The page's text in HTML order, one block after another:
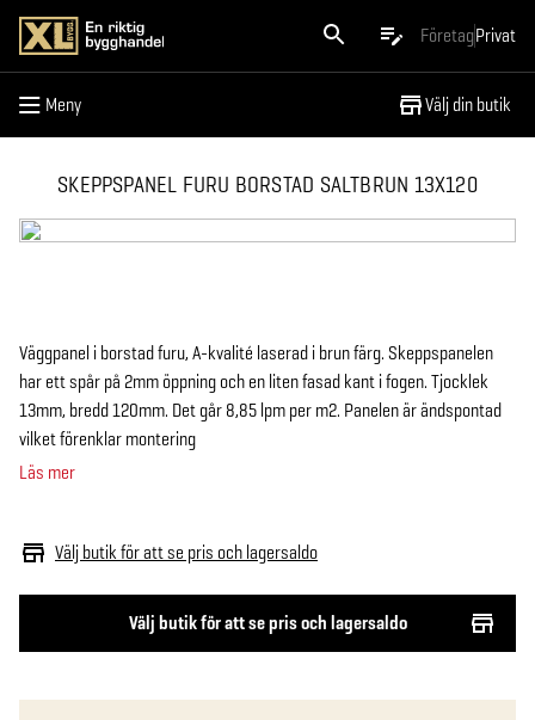
FöretagPrivat
Meny Välj din butik
Meny
SKEPPSPANEL FURU BORSTAD SALTBRUN 13X120
Välj butik för att se pris och lagersaldo
Välj butik för att se pris och lagersaldo
Väggpanel i borstad furu, A-kvalité laserad i brun färg. Skeppspanelen
har ett spår på 2mm öppning och en liten fasad kant i fogen. Tjocklek
13mm, bredd 120mm. Det går 8,85 lpm per m2. Panelen är ändspontad
vilket förenklar montering
Läs mer